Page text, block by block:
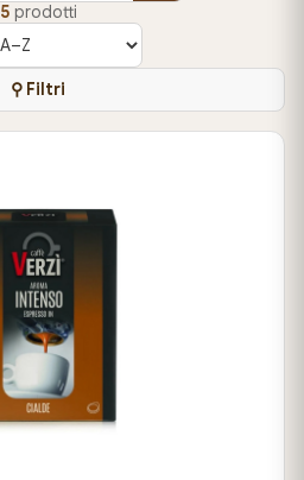
5prodotti
⚲ Filtri